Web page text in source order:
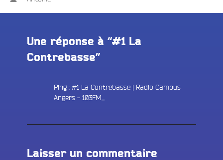
Une réponse à “#1 La
Contrebasse”
Ping : #1 La Contrebasse | Radio Campus
Angers - 103FM...
Laisser un commentaire